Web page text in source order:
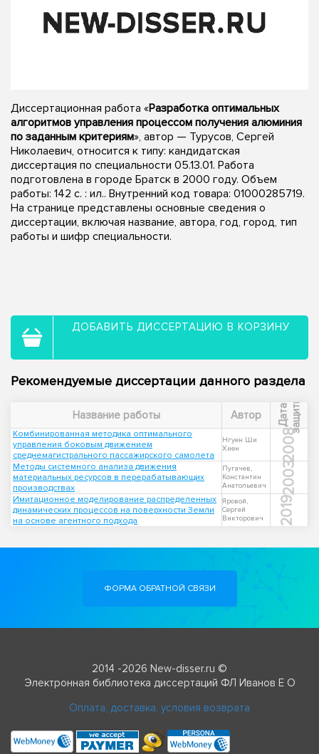
Диссертационная работа «Разработка оптимальных
алгоритмов управления процессом получения алюминия
по заданным критериям», автор — Турусов, Сергей
Николаевич, относится к типу: кандидатская
диссертация по специальности 05.13.01. Работа
подготовлена в городе Братск в 2000 году. Объем
работы: 142 с. : ил.. Внутренний код товара: 01000285719.
На странице представлены основные сведения о
диссертации, включая название, автора, год, город, тип
работы и шифр специальности.
ДОБАВИТЬ ДИССЕРТАЦИЮ В КОРЗИНУ
Рекомендуемые диссертации данного раздела
Название работы Автор Д
а
т
а
з
а
щ
и
т ы
Комбинированная методика оптимального
управления боковым движением
среднемагистрального пассажирского самолета
Нгуен Ши
Хиен
2008
Методы системного анализа движения
материальных ресурсов в перерабатывающих
производствах
Пугачев,
Константин
Анатольевич
2003
Имитационное моделирование распределенных
динамических процессов на поверхности Земли
на основе агентного подхода
Яровой,
Сергей
Викторович
2019
ФОРМА ОБРАТНОЙ СВЯЗИ
2014 -2026 New-disser.ru ©
Электронная библиотека диссертаций ФЛ Иванов Е О
Оплата, доставка, условия возврата